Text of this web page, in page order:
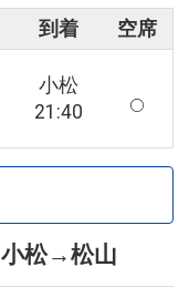
到着 空席
小松
21:40
小松→松山